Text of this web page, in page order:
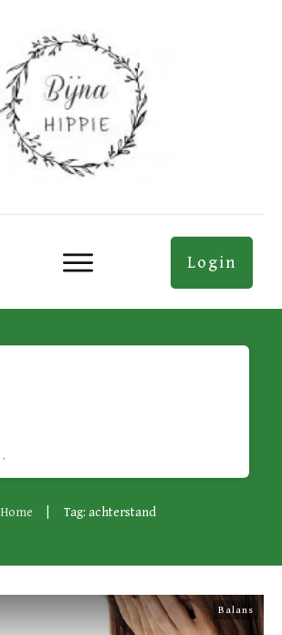
Login
Home Tag: achterstand
Balans